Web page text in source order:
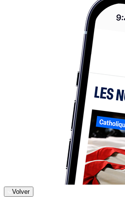
Volver